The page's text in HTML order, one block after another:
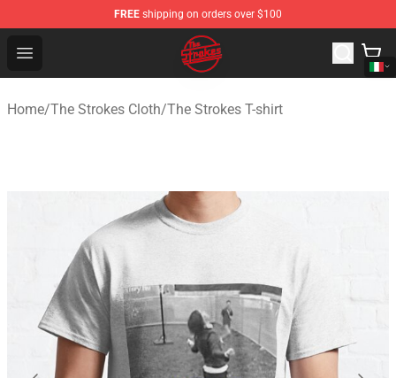
FREE shipping on orders over $100
Open menu
The Strokes Shop - Official The Strokes Merchandise
Home/The Strokes Cloth/The Strokes T-shirt